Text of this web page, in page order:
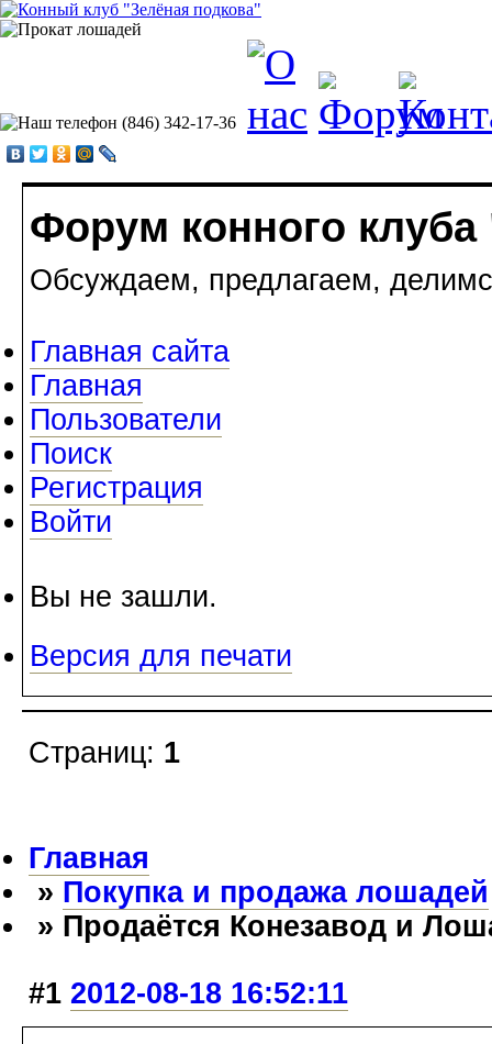
Форум конного
Обсуждаем, предлагаем,
Главная сайта
Главная
Пользователи
Поиск
Регистрация
Войти
Вы не зашли.
Версия для печати
Страниц: 1
Главная
» Покупка и продажа лошадей
» Продаётся Конезавод и
#1 2012-08-18 16:52:11